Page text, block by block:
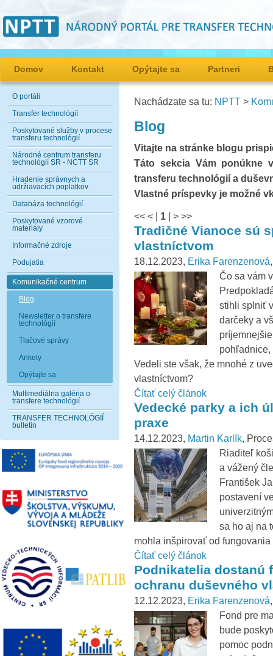
Domov Kontakt Opýtajte sa Partneri
O portáli
Transfer technológií
Poskytované služby v procese
transferu technológií
Národné centrum transferu
technológií SR - NCTT SR
Hradenie správnych a
udržiavacích poplatkov
Databáza technológií
Poskytované vzorové
materiály
Informačné zdroje
Podujatia
Komunikačné centrum
Blog
Newsletter o transfere
technológií
Tlačové správy
Ankety
Opýtajte sa
Multimediálna galéria o
transfere technológií
TRANSFER TECHNOLÓGIÍ
bulletin
Nachádzate sa tu: NPTT >
Blog
Vitajte na stránke blogu
Táto sekcia Vám ponúkne
transferu technológií a
Vlastné príspevky je možné
<< < | 1 | > >>
Tradičné Vianoce sú
vlastníctvom
18.12.2023, Erika Farenzenová
Čo sa vám
stihli splniť
darčeky a
pohľadnice,
Vedeli ste však, že mnohé z
vlastníctvom?
Čítať celý článok
Vedecké parky a ich
praxe
14.12.2023, Martin Karlík,
Riaditeľ
a vážený
František
postavení
sa ho aj na
mohla inšpirovať od
Čítať celý článok
Podnikatelia dostanú
ochranu duševného
12.12.2023, Erika Farenzenová
Fond pre
bude
pomoc